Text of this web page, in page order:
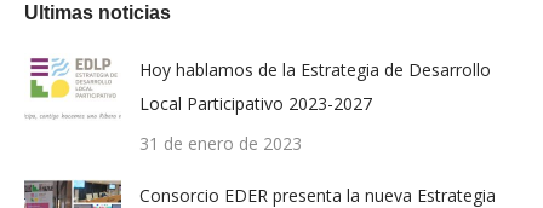
Ultimas noticias
Hoy hablamos de la Estrategia de Desarrollo
Local Participativo 2023-2027
31 de enero de 2023
Consorcio EDER presenta la nueva Estrategia